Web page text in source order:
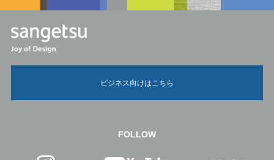
ビジネス向けはこちら
FOLLOW